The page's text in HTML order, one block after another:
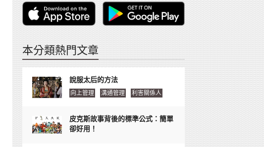
本分類熱門文章
說服太后的方法
向上管理 溝通管理 利害關係人
皮克斯故事背後的標準公式：簡單
卻好用！